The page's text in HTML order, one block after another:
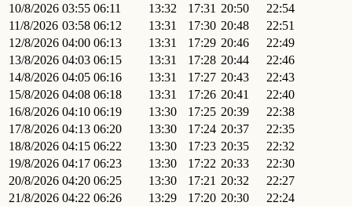
10/8/2026 03:55 06:11 13:32 17:31 20:50
22:54
11/8/2026 03:58 06:12 13:31 17:30 20:48
22:51
12/8/2026 04:00 06:13 13:31 17:29 20:46
22:49
13/8/2026 04:03 06:15 13:31 17:28 20:44
22:46
14/8/2026 04:05 06:16 13:31 17:27 20:43
22:43
15/8/2026 04:08 06:18 13:31 17:26 20:41
22:40
16/8/2026 04:10 06:19 13:30 17:25 20:39
22:38
17/8/2026 04:13 06:20 13:30 17:24 20:37
22:35
18/8/2026 04:15 06:22 13:30 17:23 20:35
22:32
19/8/2026 04:17 06:23 13:30 17:22 20:33
22:30
20/8/2026 04:20 06:25 13:30 17:21 20:32
22:27
21/8/2026 04:22 06:26 13:29 17:20 20:30
22:24